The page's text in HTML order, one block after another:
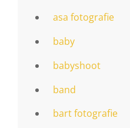
asa fotografie
baby
babyshoot
band
bart fotografie